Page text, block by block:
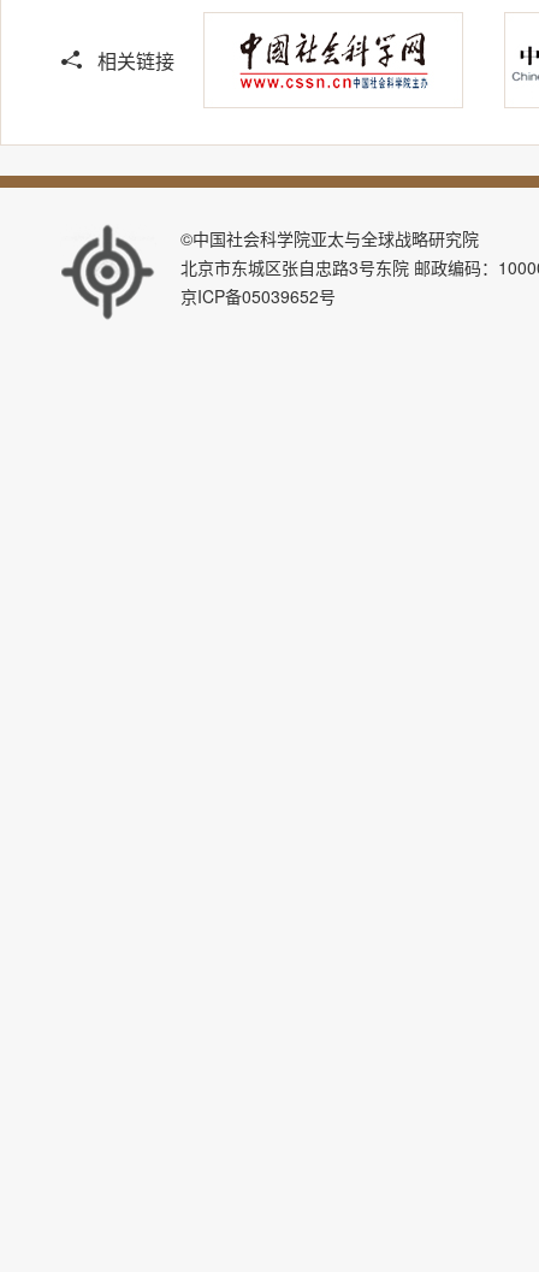
相关链接
©中国社会科学院亚太与全球战略研究院
北京市东城区张自忠路3号东院 邮政编码：
京ICP备05039652号